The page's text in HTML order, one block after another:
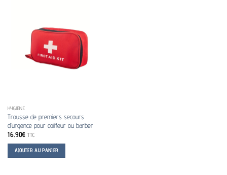
HYGIÈNE
Trousse de premiers secours
d’urgence pour coiffeur ou barber
16.90€ TTC
AJOUTER AU PANIER